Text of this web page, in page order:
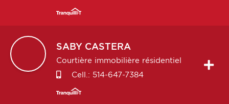
SABY CASTERA
Courtière immobilière résidentiel
Cell.: 514-647-7384